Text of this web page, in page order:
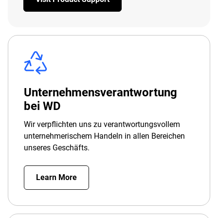
Unternehmensverantwortung
bei WD
Wir verpflichten uns zu verantwortungsvollem
unternehmerischem Handeln in allen Bereichen
unseres Geschäfts.
Learn More